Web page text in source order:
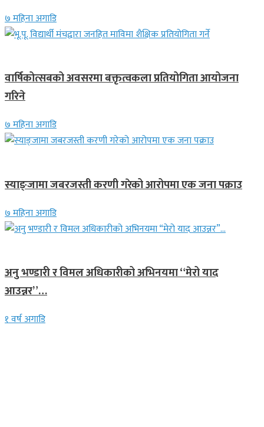
७ महिना अगाडि
वार्षिकोत्सबको अवसरमा बक्तृत्वकला प्रतियोगिता आयोजना
गरिने
७ महिना अगाडि
स्याङ्जामा जबरजस्ती करणी गरेको आरोपमा एक जना पक्राउ
७ महिना अगाडि
अनु भण्डारी र विमल अधिकारीको अभिनयमा “मेरो याद
आउन्नर”…
१ वर्ष अगाडि